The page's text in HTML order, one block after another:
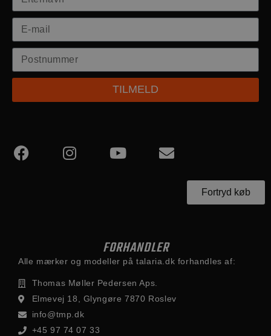
TILMELD
Fortryd køb
FORHANDLER
Alle mærker og modeller på talaria.dk forhandles af:
Thomas Møller Pedersen Aps.
Elmevej 18, Glyngøre 7870 Roslev
info@tmp.dk
+45 97 74 07 33